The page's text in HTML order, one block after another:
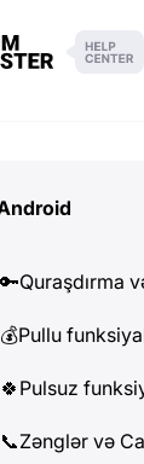
🔑Quraşdırma
💰Pullu
🍀 Pulsuz
📞Zənglər və